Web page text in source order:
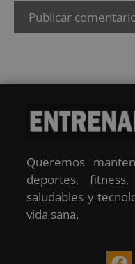
Queremos
deportes,
saludables y
vida sana.